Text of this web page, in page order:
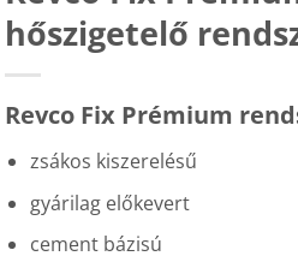
hőszigetelő
Revco Fix Prémium
zsákos kiszerelésű
gyárilag előkevert
cement bázisú